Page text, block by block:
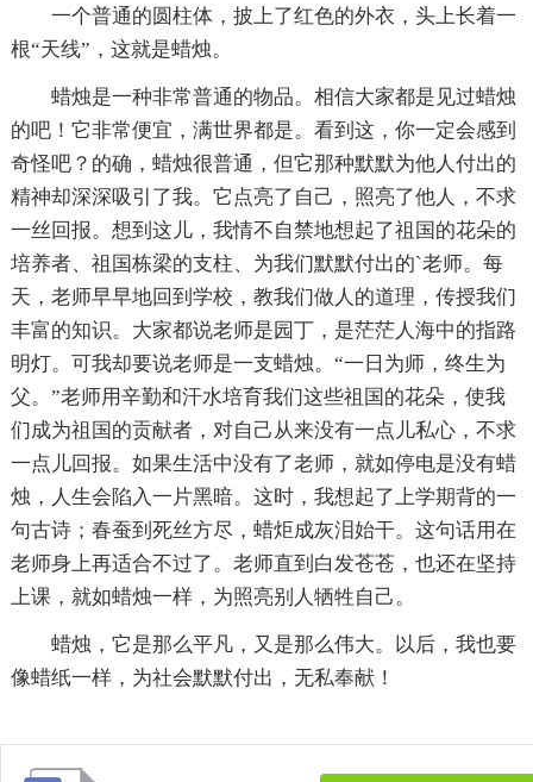
一个普通的圆柱体，披上了红色的外衣，头上长着一
根“天线”，这就是蜡烛。
蜡烛是一种非常普通的物品。相信大家都是见过蜡烛
的吧！它非常便宜，满世界都是。看到这，你一定会感到
奇怪吧？的确，蜡烛很普通，但它那种默默为他人付出的
精神却深深吸引了我。它点亮了自己，照亮了他人，不求
一丝回报。想到这儿，我情不自禁地想起了祖国的花朵的
培养者、祖国栋梁的支柱、为我们默默付出的`老师。每
天，老师早早地回到学校，教我们做人的道理，传授我们
丰富的知识。大家都说老师是园丁，是茫茫人海中的指路
明灯。可我却要说老师是一支蜡烛。“一日为师，终生为
父。”老师用辛勤和汗水培育我们这些祖国的花朵，使我
们成为祖国的贡献者，对自己从来没有一点儿私心，不求
一点儿回报。如果生活中没有了老师，就如停电是没有蜡
烛，人生会陷入一片黑暗。这时，我想起了上学期背的一
句古诗；春蚕到死丝方尽，蜡炬成灰泪始干。这句话用在
老师身上再适合不过了。老师直到白发苍苍，也还在坚持
上课，就如蜡烛一样，为照亮别人牺牲自己。
蜡烛，它是那么平凡，又是那么伟大。以后，我也要
像蜡纸一样，为社会默默付出，无私奉献！